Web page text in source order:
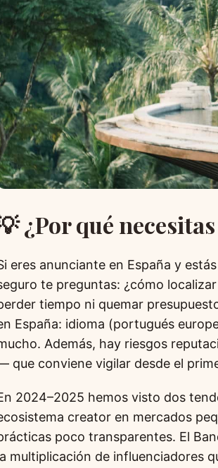
¿Por qué
eres anunciante en España y
te preguntas: ¿cómo
tiempo ni quemar
España: idioma (portugués
Además, hay riesgos
que conviene vigilar desde el
2024–2025 hemos visto dos
creator en mercados
poco transparentes. El
multiplicación de influenciadores